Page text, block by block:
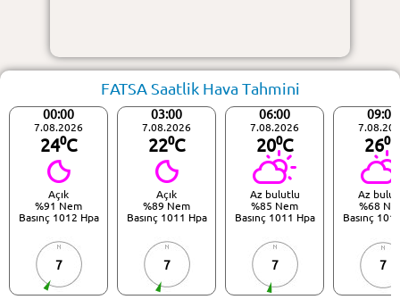
FATSA Saatlik Hava Tahmini
00:00
7.08.2026
24⁰C
Açık
%91 Nem
Basınç 1012 Hpa
7
03:00
7.08.2026
22⁰C
Açık
%89 Nem
Basınç 1011 Hpa
7
06:00
7.08.2026
20⁰C
Az bulutlu
%85 Nem
Basınç 1011 Hpa
7
09:00
26⁰C
Az
%68
Basınç
7